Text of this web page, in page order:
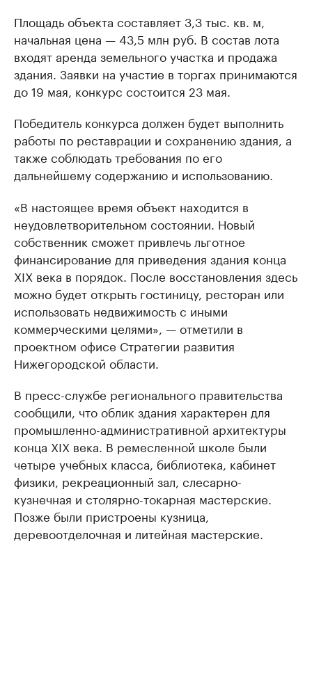
Площадь объекта составляет 3,3 тыс. кв. м,
начальная цена — 43,5 млн руб. В состав лота
входят аренда земельного участка и продажа
здания. Заявки на участие в торгах принимаются
до 19 мая, конкурс состоится 23 мая.
Победитель конкурса должен будет выполнить
работы по реставрации и сохранению здания, а
также соблюдать требования по его
дальнейшему содержанию и использованию.
«В настоящее время объект находится в
неудовлетворительном состоянии. Новый
собственник сможет привлечь льготное
финансирование для приведения здания конца
XIX века в порядок. После восстановления здесь
можно будет открыть гостиницу, ресторан или
использовать недвижимость с иными
коммерческими целями», — отметили в
проектном офисе Стратегии развития
Нижегородской области.
В пресс-службе регионального правительства
сообщили, что облик здания характерен для
промышленно-административной архитектуры
конца XIX века. В ремесленной школе были
четыре учебных класса, библиотека, кабинет
физики, рекреационный зал, слесарно-
кузнечная и столярно-токарная мастерские.
Позже были пристроены кузница,
деревоотделочная и литейная мастерские.